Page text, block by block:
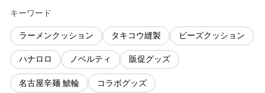
キーワード
ラーメンクッション タキコウ縫製 ビーズクッション
ハナロロ ノベルティ 販促グッズ
名古屋辛麺 鯱輪 コラボグッズ